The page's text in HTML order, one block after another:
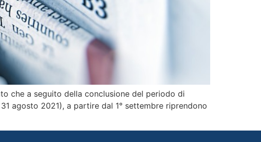
che a seguito della conclusione del periodo di
agosto 2021), a partire dal 1° settembre riprendono